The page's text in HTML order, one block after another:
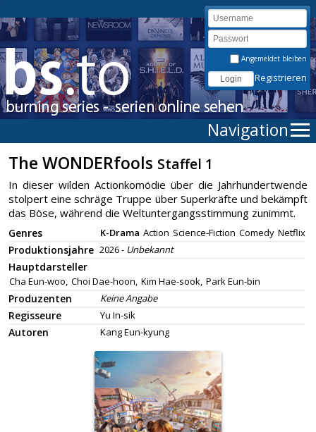
Angemeldet bleiben
Registrieren
Navigation
The WONDERfools Staffel 1
In dieser wilden Actionkomödie über die Jahrhundertwende
stolpert eine schräge Truppe über Superkräfte und bekämpft
das Böse, während die Weltuntergangsstimmung zunimmt.
Genres K-Drama Action Science-Fiction Comedy Netflix
Produktionsjahre 2026 - Unbekannt
Hauptdarsteller
Cha Eun-woo, Choi Dae-hoon, Kim Hae-sook, Park Eun-bin
Produzenten Keine Angabe
Regisseure Yu In-sik
Autoren Kang Eun-kyung